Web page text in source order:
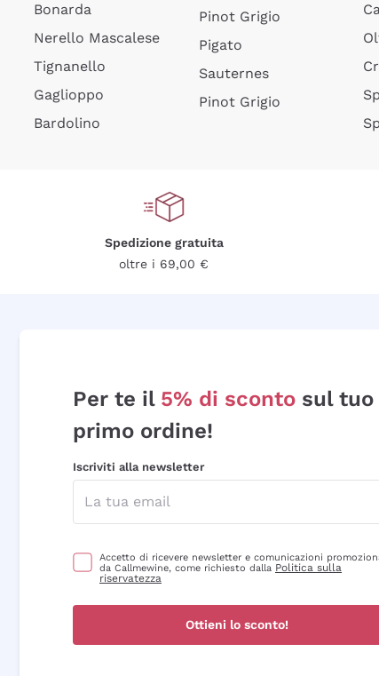
Bonarda
Nerello Mascalese
Tignanello
Gaglioppo
Bardolino
Pinot Grigio
Pigato
Sauternes
Pinot Grigio
Spedizione gratuita
oltre i 69,00 €
Per te il 5% di sconto sul tuo
primo ordine!
Iscriviti alla newsletter
Accetto di ricevere newsletter e comunicazioni
da Callmewine, come richiesto dalla Politica sulla
riservatezza
Ottieni lo sconto!